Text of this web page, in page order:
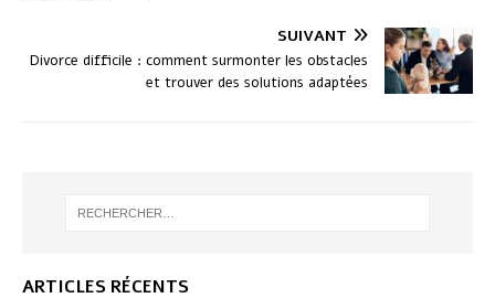
SUIVANT
Divorce difficile : comment surmonter les obstacles
et trouver des solutions adaptées
ARTICLES RÉCENTS